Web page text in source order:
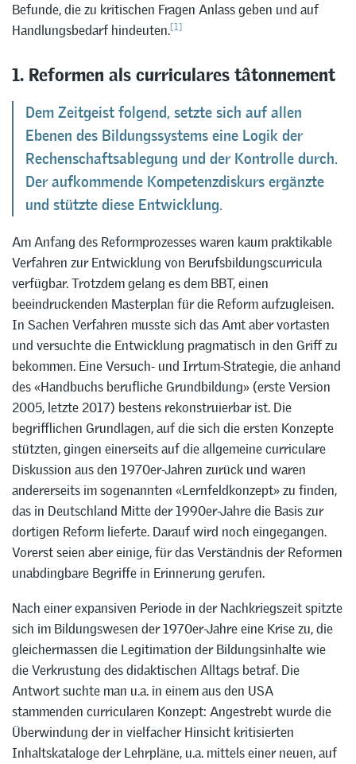
Befunde, die zu kritischen Fragen Anlass geben und auf
Handlungsbedarf hindeuten.[1]
1. Reformen als curriculares tâtonnement
Dem Zeitgeist folgend, setzte sich auf allen
Ebenen des Bildungssystems eine Logik der
Rechenschaftsablegung und der Kontrolle durch.
Der aufkommende Kompetenzdiskurs ergänzte
und stützte diese Entwicklung.
Am Anfang des Reformprozesses waren kaum praktikable
Verfahren zur Entwicklung von Berufsbildungscurricula
verfügbar. Trotzdem gelang es dem BBT, einen
beeindruckenden Masterplan für die Reform aufzugleisen.
In Sachen Verfahren musste sich das Amt aber vortasten
und versuchte die Entwicklung pragmatisch in den Griff zu
bekommen. Eine Versuch- und Irrtum-Strategie, die anhand
des «Handbuchs berufliche Grundbildung» (erste Version
2005, letzte 2017) bestens rekonstruierbar ist. Die
begrifflichen Grundlagen, auf die sich die ersten Konzepte
stützten, gingen einerseits auf die allgemeine curriculare
Diskussion aus den 1970er-Jahren zurück und waren
andererseits im sogenannten «Lernfeldkonzept» zu finden,
das in Deutschland Mitte der 1990er-Jahre die Basis zur
dortigen Reform lieferte. Darauf wird noch eingegangen.
Vorerst seien aber einige, für das Verständnis der Reformen
unabdingbare Begriffe in Erinnerung gerufen.
Nach einer expansiven Periode in der Nachkriegszeit spitzte
sich im Bildungswesen der 1970er-Jahre eine Krise zu, die
gleichermassen die Legitimation der Bildungsinhalte wie
die Verkrustung des didaktischen Alltags betraf. Die
Antwort suchte man u.a. in einem aus den USA
stammenden curricularen Konzept: Angestrebt wurde die
Überwindung der in vielfacher Hinsicht kritisierten
Inhaltskataloge der Lehrpläne, u.a. mittels einer neuen, auf